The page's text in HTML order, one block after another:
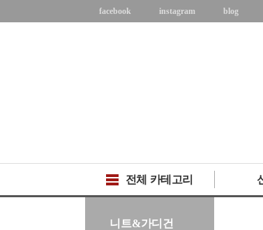
facebook instagram blog
전체 카테고리
니트&가디건